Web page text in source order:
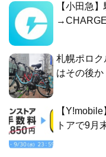
【小田急
札幌ポロ
はその後か
【
トアで9月